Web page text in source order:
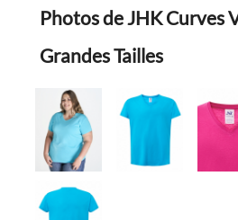
Photos de JHK Curves
Grandes Tailles